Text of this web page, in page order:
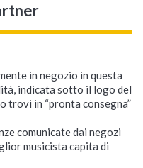
in negozio in questa
indicata sotto il logo del
trovi in “pronta consegna”
comunicate dai negozi
musicista capita di